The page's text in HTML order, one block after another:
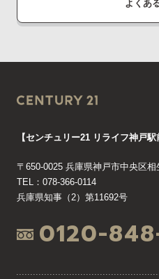
よくあ
【センチュリー21 リライフ神戸駅
〒650-0025 兵庫県神戸市中央区
TEL：078-366-0114
兵庫県知事（2）第11692号
0120-